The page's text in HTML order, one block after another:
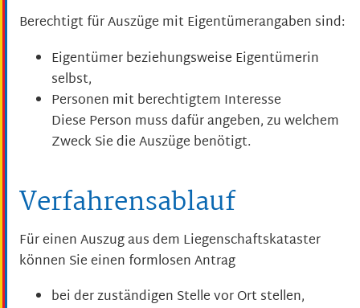
Berechtigt für Auszüge mit Eigentümerangaben sind:
Eigentümer beziehungsweise Eigentümerin
selbst,
Personen mit berechtigtem Interesse
Diese Person muss dafür angeben, zu welchem
Zweck Sie die Auszüge benötigt.
Verfahrensablauf
Für einen Auszug aus dem Liegenschaftskataster
können Sie einen formlosen Antrag
bei der zuständigen Stelle vor Ort stellen,